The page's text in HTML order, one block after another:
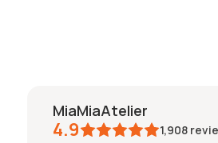
MiaMiaAtelier
4.9 1,908